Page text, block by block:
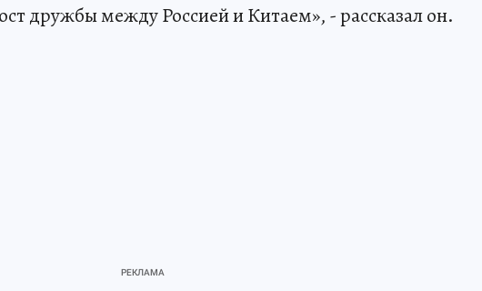
дружбы между Россией и Китаем», - рассказал он.